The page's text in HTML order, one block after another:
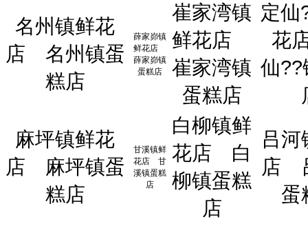
名州镇鲜花
店
名州镇蛋
糕店
薛家峁镇
鲜花店
薛家峁镇
蛋糕店
崔家湾镇
鲜花店
崔家湾镇
蛋糕店
定仙
花
仙??
麻坪镇鲜花
店
麻坪镇蛋
糕店
甘溪镇鲜
花店
甘
溪镇蛋糕
店
白柳镇鲜
花店
白
柳镇蛋糕
店
吕河
店
蛋